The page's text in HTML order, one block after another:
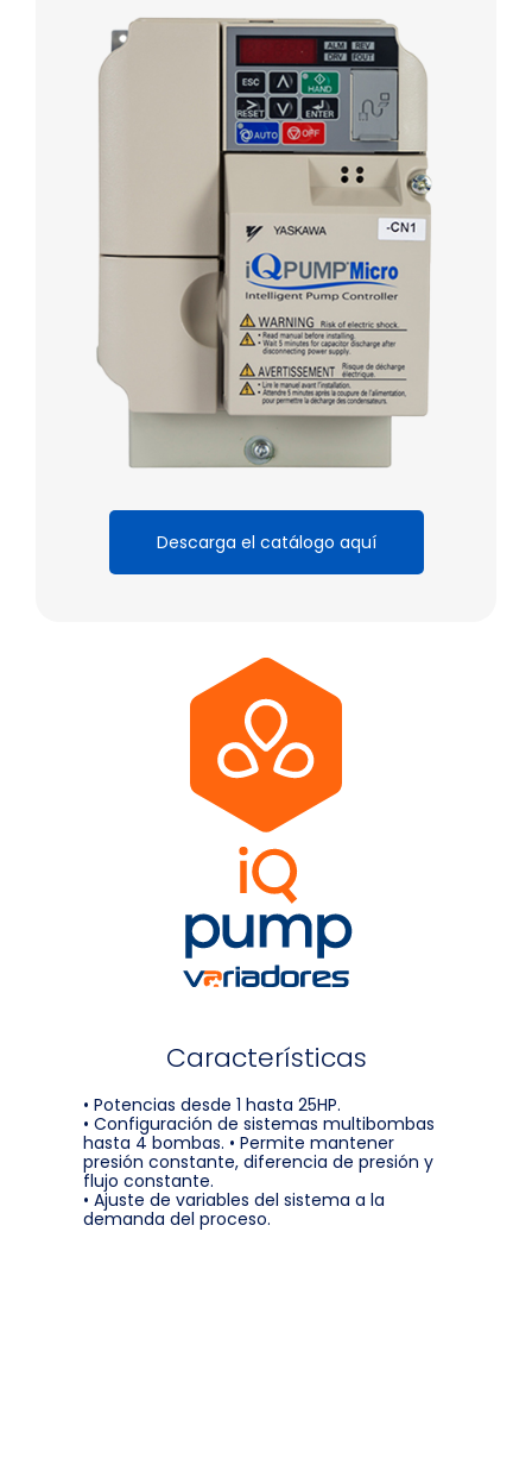
Descarga el catálogo aquí
Características
• Potencias desde 1 hasta 25HP.
• Configuración de sistemas multibombas
hasta 4 bombas. • Permite mantener
presión constante, diferencia de presión y
flujo constante.
• Ajuste de variables del sistema a la
demanda del proceso.